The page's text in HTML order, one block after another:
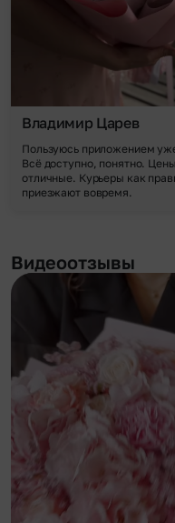
Владимир Царев
Пользуюсь приложением
Всё доступно, понятно.
отличные. Курьеры как
приезжают вовремя.
Видеоотзывы